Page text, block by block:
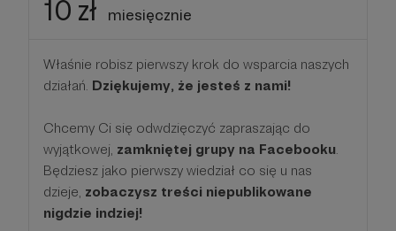
10 zł miesięcznie
Właśnie robisz pierwszy krok do wsparcia naszych
działań. Dziękujemy, że jesteś z nami!
Chcemy Ci się odwdzięczyć zapraszając do
wyjątkowej, zamkniętej grupy na Facebooku.
Będziesz jako pierwszy wiedział co się u nas
dzieje, zobaczysz treści niepublikowane
nigdzie indziej!